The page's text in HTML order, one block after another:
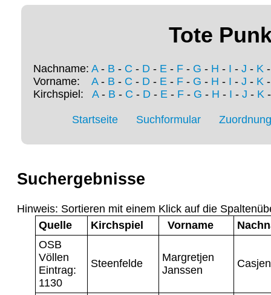
Tote
Nachname: A- B - C - D - E - F - G - H - I - J - K
Vorname: A- B - C - D - E - F - G - H - I - J - K
Kirchspiel: A- B - C - D- E- F- G - H - I - J - K
Startseite Suchformular
Suchergebnisse
Hinweis: Sortieren mit einem Klick auf die
Quelle
Kirchspiel Vorname
OSB
Völlen
Eintrag:
1130
Steenfelde
Margretjen
Janssen